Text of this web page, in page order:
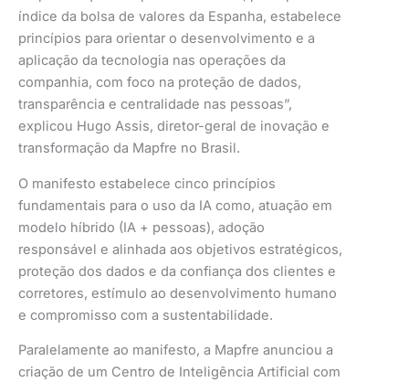
índice da bolsa de valores da Espanha, estabelece
princípios para orientar o desenvolvimento e a
aplicação da tecnologia nas operações da
companhia, com foco na proteção de dados,
transparência e centralidade nas pessoas”,
explicou Hugo Assis, diretor-geral de inovação e
transformação da Mapfre no Brasil.
O manifesto estabelece cinco princípios
fundamentais para o uso da IA como, atuação em
modelo híbrido (IA + pessoas), adoção
responsável e alinhada aos objetivos estratégicos,
proteção dos dados e da confiança dos clientes e
corretores, estímulo ao desenvolvimento humano
e compromisso com a sustentabilidade.
Paralelamente ao manifesto, a Mapfre anunciou a
criação de um Centro de Inteligência Artificial com